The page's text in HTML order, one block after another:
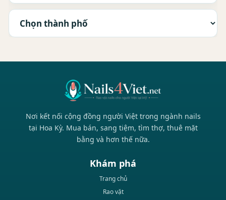
Nơi kết nối cộng đồng người Việt trong ngành nails
tại Hoa Kỳ. Mua bán, sang tiệm, tìm thợ, thuê mặt
bằng và hơn thế nữa.
Khám phá
Trang chủ
Rao vặt